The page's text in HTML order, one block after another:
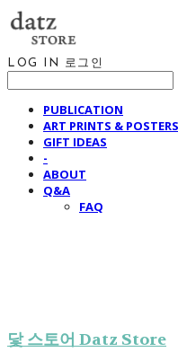
LOG IN 로그인
PUBLICATION
ART PRINTS & POSTERS
GIFT IDEAS
-
ABOUT
Q&A
FAQ
닻 스토어 Datz Store